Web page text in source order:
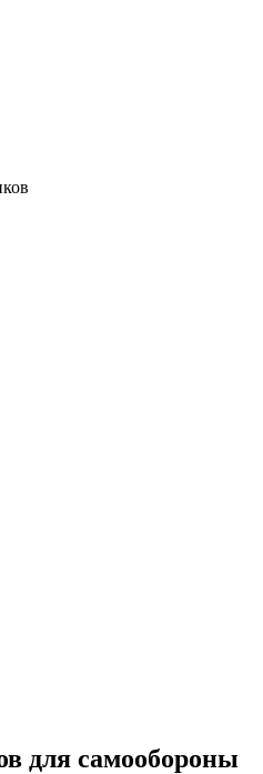
для самообороны